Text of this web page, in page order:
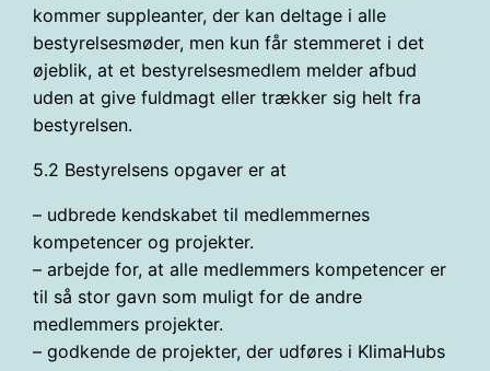
kommer suppleanter, der kan deltage i alle
bestyrelsesmøder, men kun får stemmeret i det
øjeblik, at et bestyrelsesmedlem melder afbud
uden at give fuldmagt eller trækker sig helt fra
bestyrelsen.
5.2 Bestyrelsens opgaver er at
– udbrede kendskabet til medlemmernes
kompetencer og projekter.
– arbejde for, at alle medlemmers kompetencer er
til så stor gavn som muligt for de andre
medlemmers projekter.
– godkende de projekter, der udføres i KlimaHubs